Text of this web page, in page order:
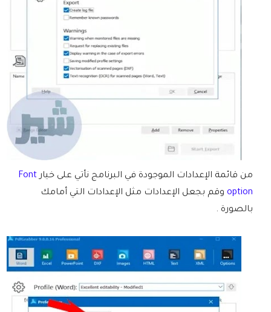
من قائمة الإعدادات الموجودة في البرنامج نأتي على خيار Font
optionوقم بجعل الإعدادات مثل الإعدادات التي أمامك
بالصورة .